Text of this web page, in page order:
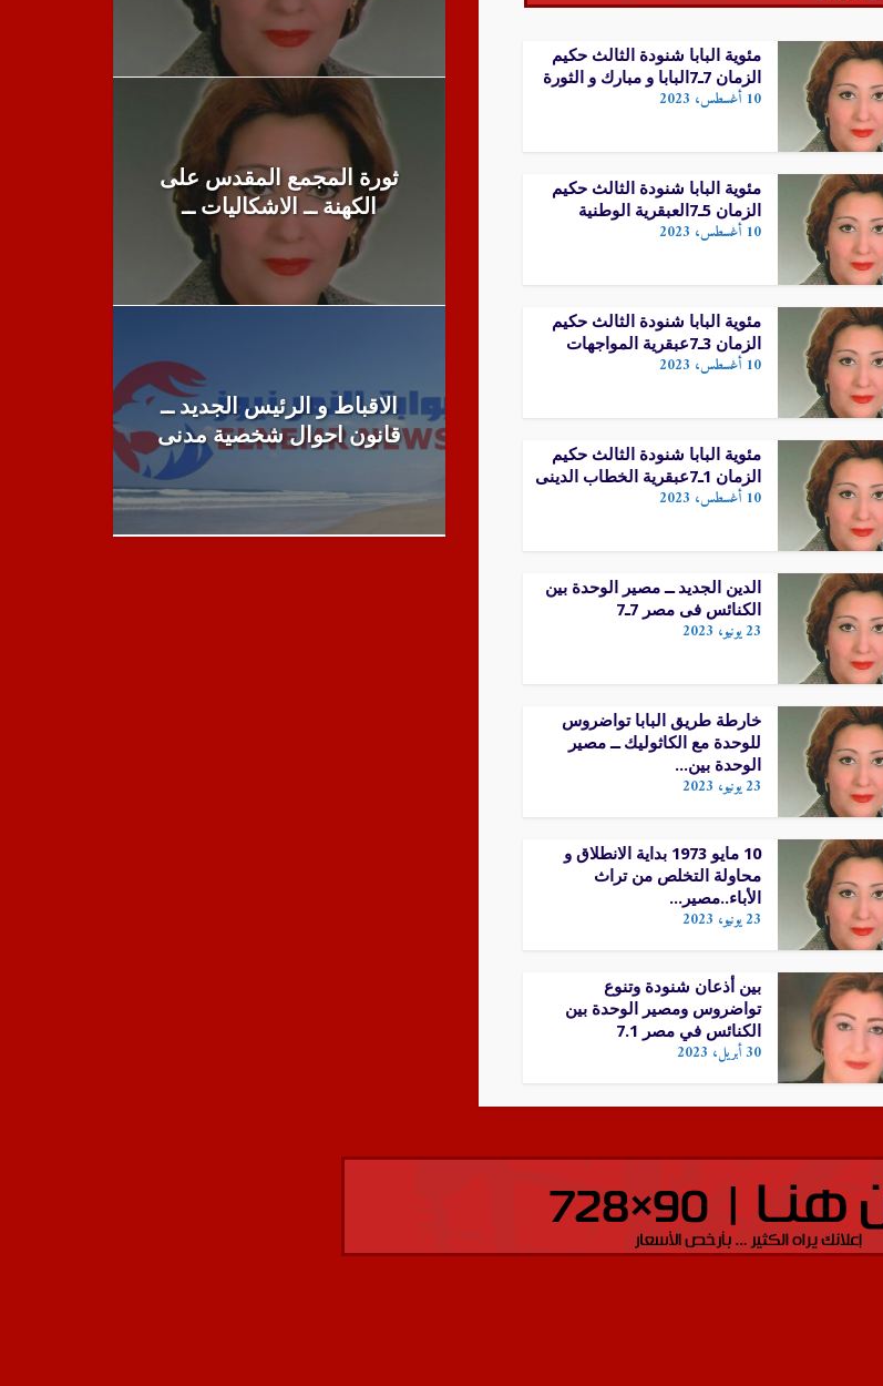
ثورة المجمع المقدس على
الكهنة ــ الاشكاليات ــ
الاقباط و الرئيس الجديد ــ
قانون احوال شخصية مدنى
مئوية البابا شنودة الثالث حكيم
الزمان 7ـ7البابا و مبارك و الثورة
10 أغسطس، 2023
مئوية البابا شنودة الثالث حكيم
الزمان 5ـ7العبقرية الوطنية
10 أغسطس، 2023
مئوية البابا شنودة الثالث حكيم
الزمان 3ـ7عبقرية المواجهات
10 أغسطس، 2023
مئوية البابا شنودة الثالث حكيم
الزمان 1ـ7عبقرية الخطاب الدينى
10 أغسطس، 2023
الدين الجديد ــ مصير الوحدة بين
الكنائس فى مصر 7ـ7
23 يونيو، 2023
خارطة طريق البابا تواضروس
للوحدة مع الكاثوليك ــ مصير
الوحدة بين...
23 يونيو، 2023
10 مايو 1973 بداية الانطلاق و
محاولة التخلص من تراث
الأباء..مصير...
23 يونيو، 2023
بين أذعان شنودة وتنوع
تواضروس ومصير الوحدة بين
الكنائس في مصر 7.1
30 أبريل، 2023